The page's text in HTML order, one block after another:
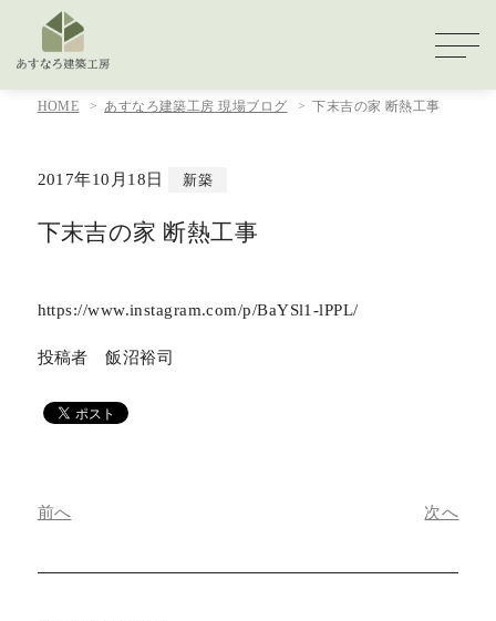
HOME あすなろ建築工房 現場ブログ 下末吉の家 断熱工事
2017年10月18日 新築
下末吉の家 断熱工事
https://www.instagram.com/p/BaYSl1-lPPL/
投稿者 飯沼裕司
前へ 次へ